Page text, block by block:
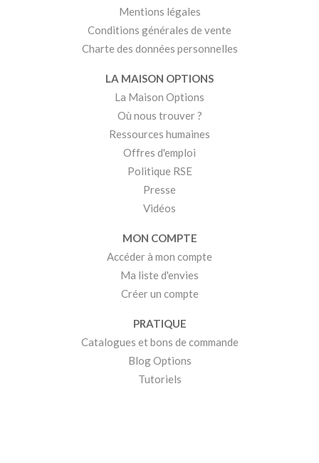
Mentions légales
Conditions générales de vente
Charte des données personnelles
LA MAISON OPTIONS
La Maison Options
Où nous trouver ?
Ressources humaines
Offres d'emploi
Politique RSE
Presse
Vidéos
MON COMPTE
Accéder à mon compte
Ma liste d'envies
Créer un compte
PRATIQUE
Catalogues et bons de commande
Blog Options
Tutoriels